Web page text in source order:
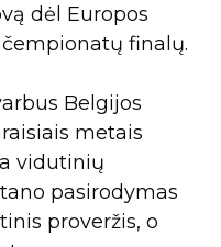
dėl Europos
finalų.
Belgijos
metais
vidutinių
pasirodymas
proveržis, o